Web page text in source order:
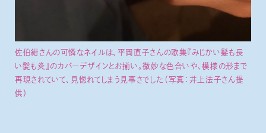
佐伯紺さんの可憐なネイルは、平岡直子さんの歌集『みじかい髪も長
い髪も炎』のカバーデザインとお揃い。微妙な色合いや、模様の形まで
再現されていて、見惚れてしまう見事さでした（写真：井上法子さん提
供）